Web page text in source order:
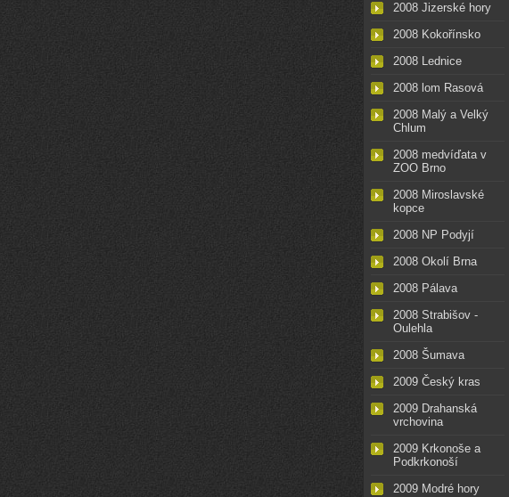
2008 Jizerské hory
2008 Kokořínsko
2008 Lednice
2008 lom Rasová
2008 Malý a Velký
Chlum
2008 medvíďata v
ZOO Brno
2008 Miroslavské
kopce
2008 NP Podyjí
2008 Okolí Brna
2008 Pálava
2008 Strabišov -
Oulehla
2008 Šumava
2009 Český kras
2009 Drahanská
vrchovina
2009 Krkonoše a
Podkrkonoší
2009 Modré hory